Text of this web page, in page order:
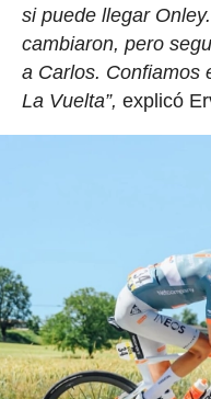
si puede llegar
cambiaron, pero
a Carlos. Confiamos
La Vuelta”, explicó